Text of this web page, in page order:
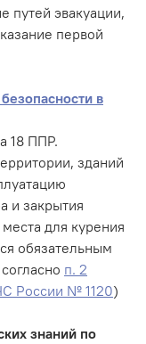
путей эвакуации,
первой
в
18 ППР.
зданий
и закрытия
для курения
обязательным
п. 2
России № 1120)
знаний по